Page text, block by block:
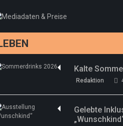
drei neue
Kalte
Redaktion
Gelebte